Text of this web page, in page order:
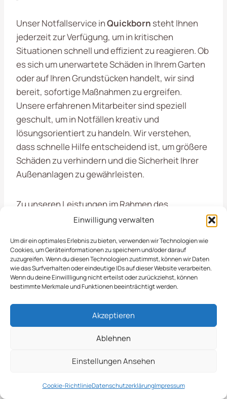
Einwilligung verwalten
Um dir ein optimales Erlebnis zu bieten, verwenden wir Technologien wie
Cookies, um Geräteinformationen zu speichern und/oder darauf
zuzugreifen. Wenn du diesen Technologien zustimmst, können wir Daten
wie das Surfverhalten oder eindeutige IDs auf dieser Website verarbeiten.
Wenn du deine Einwillligung nicht erteilst oder zurückziehst, können
bestimmte Merkmale und Funktionen beeinträchtigt werden.
Akzeptieren
Ablehnen
Einstellungen Ansehen
Cookie-RichtlinieDatenschutzerklärungImpressum
Unser Notfallservice inQuickborn steht Ihnen
jederzeit zur Verfügung, um in kritischen
Situationen schnell und effizient zu reagieren. Ob
es sich um unerwartete Schäden in Ihrem Garten
oder auf Ihren Grundstücken handelt, wir sind
bereit, sofortige Maßnahmen zu ergreifen.
Unsere erfahrenen Mitarbeiter sind speziell
geschult, um in Notfällen kreativ und
lösungsorientiert zu handeln. Wir verstehen,
dass schnelle Hilfe entscheidend ist, um größere
Schäden zu verhindern und die Sicherheit Ihrer
Außenanlagen zu gewährleisten.
Zu unseren Leistungen im Rahmen des
Notfallservices in Quickborn gehören schnelle
und umfassende Lösungen für verschiedene
Notfälle. Wir sind jederzeit für Sie da, um Ihnen in
kritischen Situationen zu helfen.
Akute Pflege von Grünflächen
Reparatur von Zäunen und anderen
Strukturen
Entfernung von gefährlichen Ästen oder
Erosionsschutzmaßnahmen